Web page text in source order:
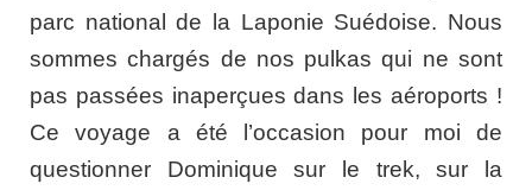
parc national de la Laponie Suédoise. Nous
sommes chargés de nos pulkas qui ne sont
pas passées inaperçues dans les aéroports !
Ce voyage a été l’occasion pour moi de
questionner Dominique sur le trek, sur la